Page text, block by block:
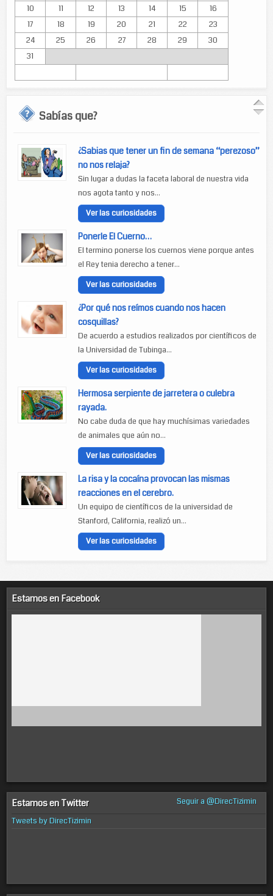
10
11 12 13 14 15
16
17
18 19 20 21 22
23
24
25 26 27 28 29
30
31
Sabías que?
¿Sabias que tener un fin de semana “perezoso”
no nos relaja?
Sin lugar a dudas la faceta laboral de nuestra vida
nos agota tanto y nos...
Ver las curiosidades
Ponerle El Cuerno…
El termino ponerse los cuernos viene porque antes
el Rey tenia derecho a tener...
Ver las curiosidades
¿Por qué nos reímos cuando nos hacen
cosquillas?
De acuerdo a estudios realizados por científicos de
la Universidad de Tubinga...
Ver las curiosidades
Hermosa serpiente de jarretera o culebra
rayada.
No cabe duda de que hay muchísimas variedades
de animales que aún no...
Ver las curiosidades
La risa y la cocaína provocan las mismas
reacciones en el cerebro.
Un equipo de científicos de la universidad de
Stanford, California, realizó un...
Ver las curiosidades
Estamos en Facebook
Estamos en Twitter
Seguir a @DirecTizimin
Tweets by DirecTizimin